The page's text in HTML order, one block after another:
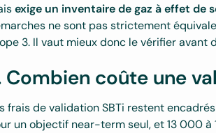
exige un inventaire de gaz à effet de
ne sont pas strictement
3. Il vaut mieux donc le vérifier
Combien coûte une
frais de validation SBTi restent
un objectif near-term seul, et 13 000